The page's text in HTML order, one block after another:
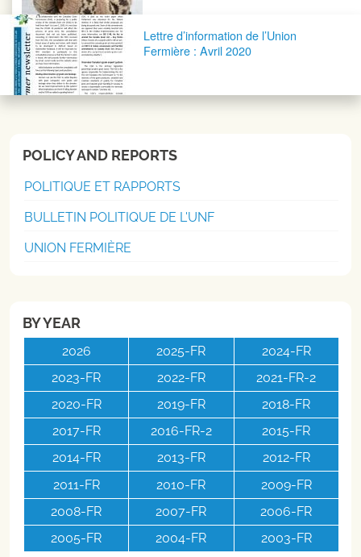
Lettre d’information de l’Union
Fermière : Avril 2020
POLICY AND REPORTS
POLITIQUE ET RAPPORTS
BULLETIN POLITIQUE DE L'UNF
UNION FERMIÈRE
BY YEAR
2026 2025-FR
2024-FR
2023-FR
2022-FR
2021-FR-2
2020-FR
2019-FR
2018-FR
2017-FR
2016-FR-2
2015-FR
2014-FR
2013-FR
2012-FR
2011-FR
2010-FR
2009-FR
2008-FR
2007-FR
2006-FR
2005-FR
2004-FR 2003-FR